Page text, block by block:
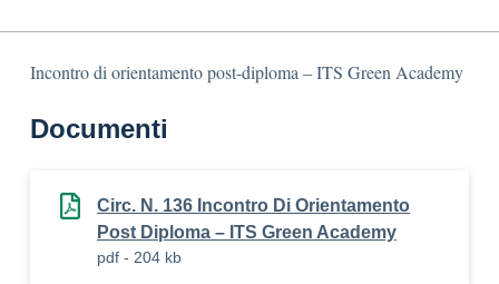
Incontro di orientamento post-diploma – ITS Green Academy
Documenti
Circ. N. 136 Incontro Di Orientamento
Post Diploma – ITS Green Academy
pdf - 204 kb